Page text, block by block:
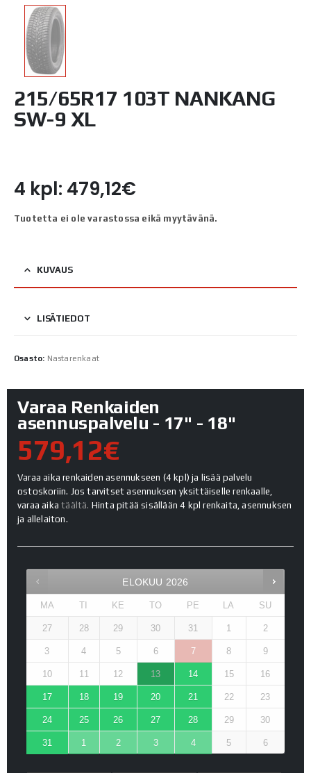
215/65R17 103T NANKANG
SW-9 XL
4 kpl: 479,12€
Tuotetta ei ole varastossa eikä myytävänä.
KUVAUS
LISÄTIEDOT
Osasto: Nastarenkaat
Varaa Renkaiden
asennuspalvelu - 17" - 18"
579,12€
Varaa aika renkaiden asennukseen (4 kpl) ja lisää palvelu
ostoskoriin. Jos tarvitset asennuksen yksittäiselle renkaalle,
varaa aikatäältä. Hinta pitää sisällään 4 kpl renkaita, asennuksen
ja allelaiton.
ELOKUU 2026
MA TI KE TO PE LA SU
27 28 29 30 31 1 2
3 4 5 6 7 8 9
10 11 12 13 14 15 16
17 18 19 20 21 22 23
24 25 26 27 28 29 30
31 1 2 3 4 5 6